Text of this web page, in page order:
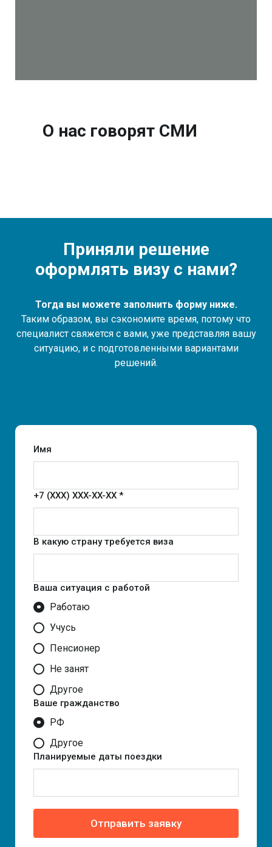
О нас говорят СМИ
Приняли решение
оформлять визу с нами?
Тогда вы можете заполнить форму ниже.
Таким образом, вы сэкономите время, потому что
специалист свяжется с вами, уже представляя вашу
ситуацию, и с подготовленными вариантами
решений.
Имя
+7 (XXX) XXX-XX-XX *
В какую страну требуется виза
Ваша ситуация с работой
Работаю
Учусь
Пенсионер
Не занят
Другое
Ваше гражданство
РФ
Другое
Планируемые даты поездки
Отправить заявку